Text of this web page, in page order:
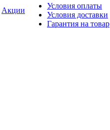
Акции
Условия оплаты
Условия доставки
Гарантия на товар